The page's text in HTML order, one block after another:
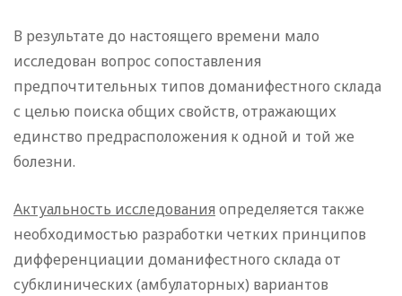
В результате до настоящего времени мало
исследован вопрос сопоставления
предпочтительных типов доманифестного склада
с целью поиска общих свойств, отражающих
единство предрасположения к одной и той же
болезни.
Актуальность исследования определяется также
необходимостью разработки четких принципов
дифференциации доманифестного склада от
субклинических (амбулаторных) вариантов